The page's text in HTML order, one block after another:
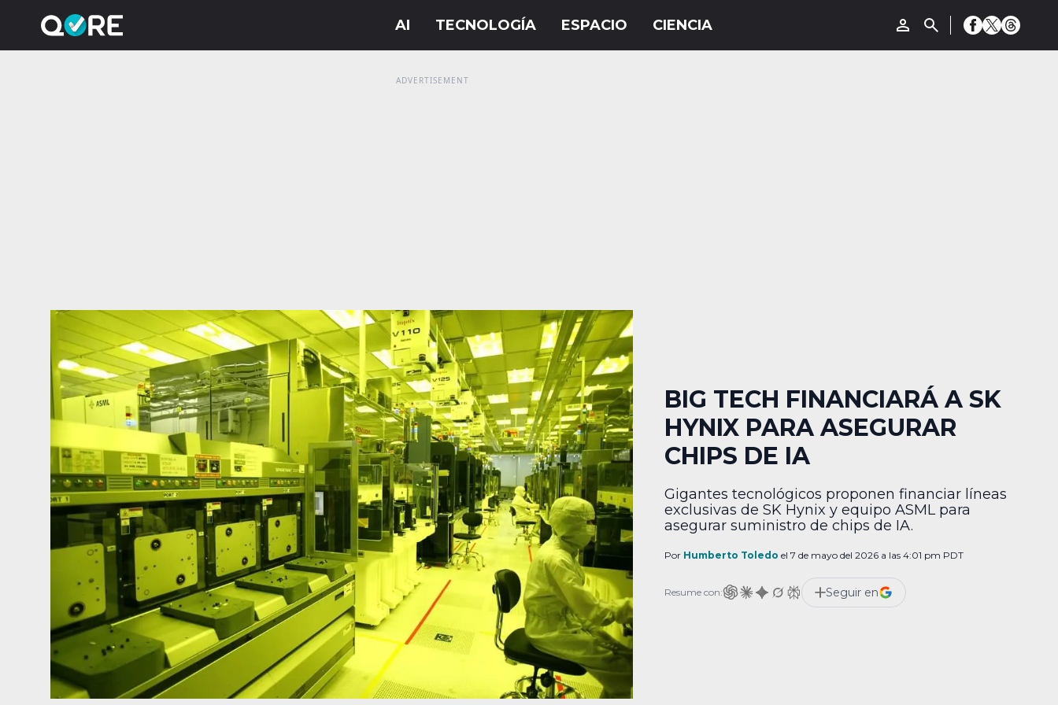
BIG TECH FINANCIARÁ A SK
HYNIX PARA ASEGURAR
CHIPS DE IA
Gigantes tecnológicos proponen financiar líneas
exclusivas de SK Hynix y equipo ASML para
asegurar suministro de chips de IA.
Por Humberto Toledo el 7 de mayo del 2026 a las 4:01 pm PDT
Resume con: Seguir en